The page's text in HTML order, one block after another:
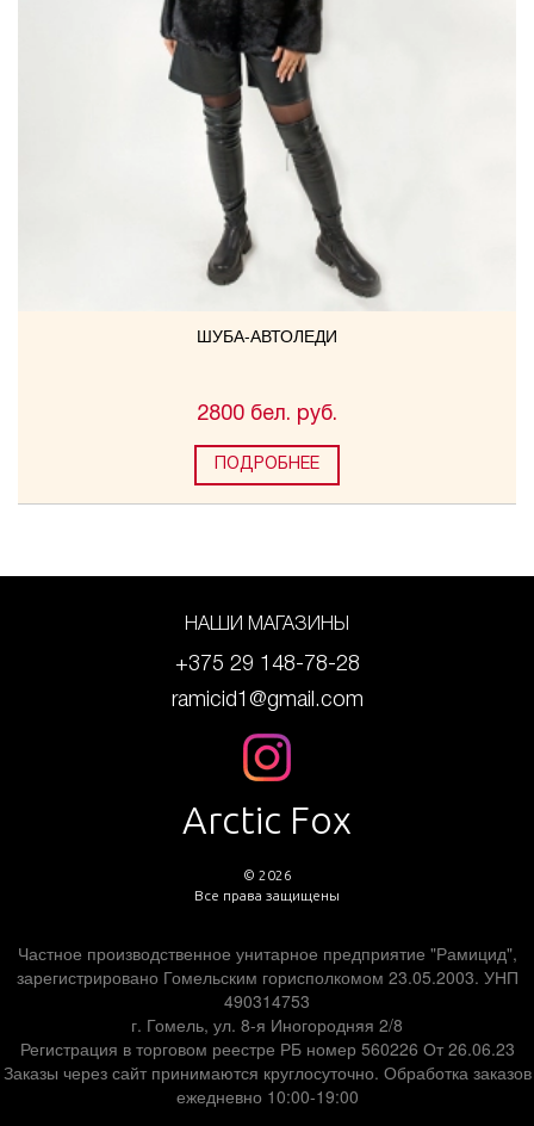
ШУБА-АВТОЛЕДИ
2800 бел. руб.
ПОДРОБНЕЕ
НАШИ МАГАЗИНЫ
+375 29 148-78-28
ramicid1@gmail.com
Arctic Fox
© 2026
Все права защищены
Частное производственное унитарное предприятие "Рамицид",
зарегистрировано Гомельским горисполкомом 23.05.2003. УНП
490314753
г. Гомель, ул. 8-я Иногородняя 2/8
Регистрация в торговом реестре РБ номер 560226 От 26.06.23
Заказы через сайт принимаются круглосуточно. Обработка заказов
ежедневно 10:00-19:00